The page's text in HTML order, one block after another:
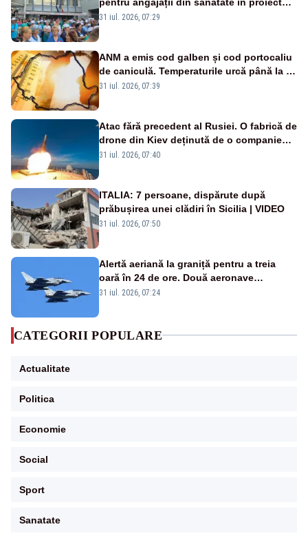
Legii salarizării
31 iul. 2026, 07:29
ANM a emis cod galben și cod portocaliu
de caniculă. Temperaturile urcă până la 38
de grade, iar nopțile devin tropicale
31 iul. 2026, 07:39
Atac fără precedent al Rusiei. O fabrică de
drone din Kiev deținută de o companie
americană, distrusă de o rachetă
31 iul. 2026, 07:40
ITALIA: 7 persoane, dispărute după
prăbușirea unei clădiri în Sicilia | VIDEO
31 iul. 2026, 07:50
Alertă aeriană la graniță pentru a treia
oară în 24 de ore. Două aeronave
Eurofighter britanice au fost ridicate de la
31 iul. 2026, 07:24
CATEGORII POPULARE
Actualitate
Politica
Economie
Social
Sport
Sanatate